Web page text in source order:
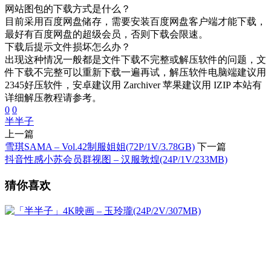
网站图包的下载方式是什么？
目前采用百度网盘储存，需要安装百度网盘客户端才能下载，
最好有百度网盘的超级会员，否则下载会限速。
下载后提示文件损坏怎么办？
出现这种情况一般都是文件下载不完整或解压软件的问题，文
件下载不完整可以重新下载一遍再试，解压软件电脑端建议用
2345好压软件，安卓建议用 Zarchiver 苹果建议用 IZIP 本站有
详细解压教程请参考。
0 0
半半子
上一篇
雪琪SAMA – Vol.42制服姐姐(72P/1V/3.78GB) 下一篇
抖音性感小苏会员群视图 – 汉服敦煌(24P/1V/233MB)
猜你喜欢